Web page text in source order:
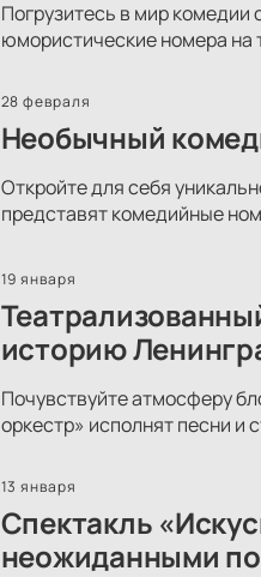
Погрузитесь в мир
юмористические номера на
28 февраля
Необычный
Откройте для себя
представят комедийные
19 января
историю
Почувствуйте атмосферу
оркестр» исполнят песни и
13 января
Спектакль
неожиданными